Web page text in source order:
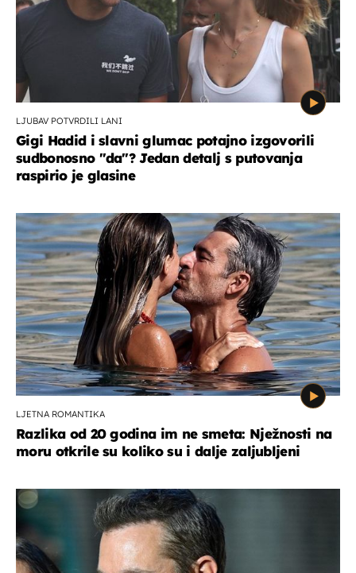
LJUBAV POTVRDILI LANI
Gigi Hadid i slavni glumac potajno izgovorili
sudbonosno "da"? Jedan detalj s putovanja
raspirio je glasine
LJETNA ROMANTIKA
Razlika od 20 godina im ne smeta: Nježnosti na
moru otkrile su koliko su i dalje zaljubljeni